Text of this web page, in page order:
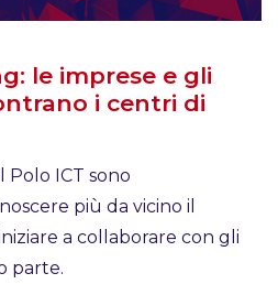
le imprese e gli
i centri di
Polo ICT sono
più da vicino il
a collaborare con gli
parte.